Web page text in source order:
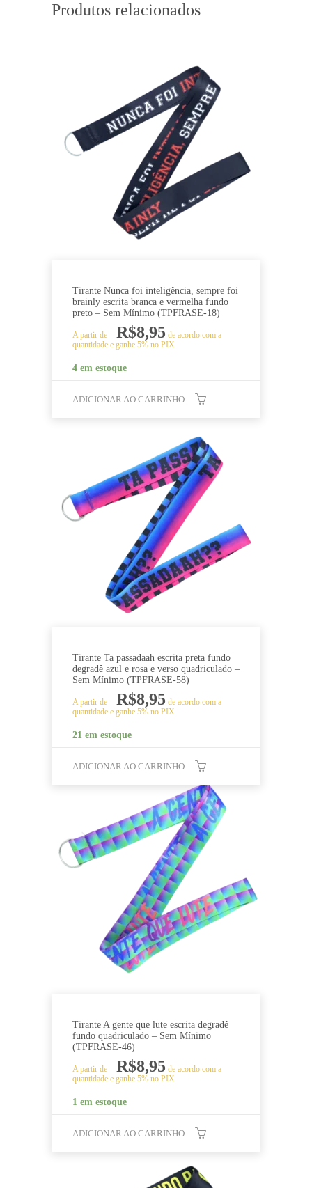
Produtos relacionados
Tirante Nunca foi inteligência, sempre foi
brainly escrita branca e vermelha fundo
preto – Sem Mínimo (TPFRASE-18)
A partir de R$8,95 de acordo com a
quantidade e ganhe 5% no PIX
4 em estoque
ADICIONAR AO CARRINHO
Tirante Ta passadaah escrita preta fundo
degradê azul e rosa e verso quadriculado –
Sem Mínimo (TPFRASE-58)
A partir de R$8,95 de acordo com a
quantidade e ganhe 5% no PIX
21 em estoque
ADICIONAR AO CARRINHO
Tirante A gente que lute escrita degradê
fundo quadriculado – Sem Mínimo
(TPFRASE-46)
A partir de R$8,95 de acordo com a
quantidade e ganhe 5% no PIX
1 em estoque
ADICIONAR AO CARRINHO